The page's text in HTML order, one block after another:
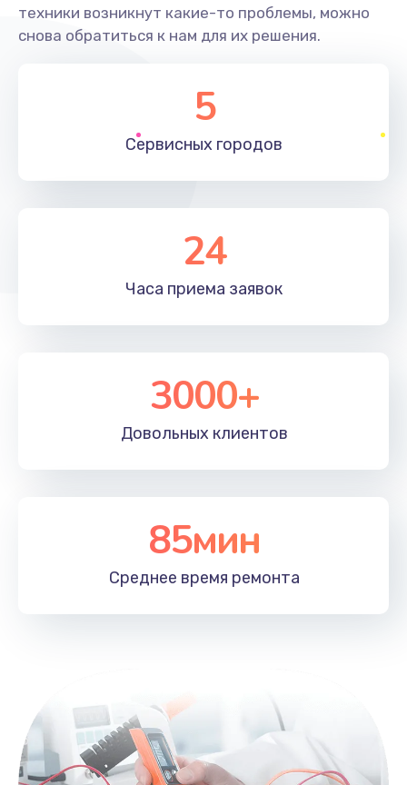
техники возникнут какие-то проблемы, можно
снова обратиться к нам для их решения.
5
Сервисных городов
24
Часа приема заявок
3000+
Довольных клиентов
85мин
Среднее время ремонта